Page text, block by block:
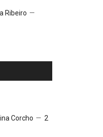
Ribeiro
Corcho
2